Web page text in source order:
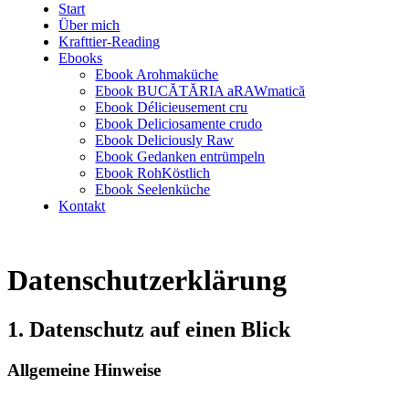
Start
Über mich
Krafttier-Reading
Ebooks
Ebook Arohmaküche
Ebook BUCĂTĂRIA aRAWmatică
Ebook Délicieusement cru
Ebook Deliciosamente crudo
Ebook Deliciously Raw
Ebook Gedanken entrümpeln
Ebook RohKöstlich
Ebook Seelenküche
Kontakt
Datenschutz­erklärung
1. Datenschutz auf einen Blick
Allgemeine Hinweise